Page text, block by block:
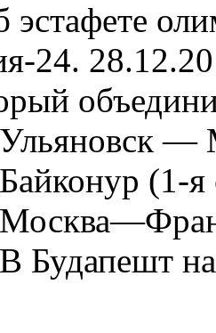
эстафете
24.
—
(1-я
Будапешт